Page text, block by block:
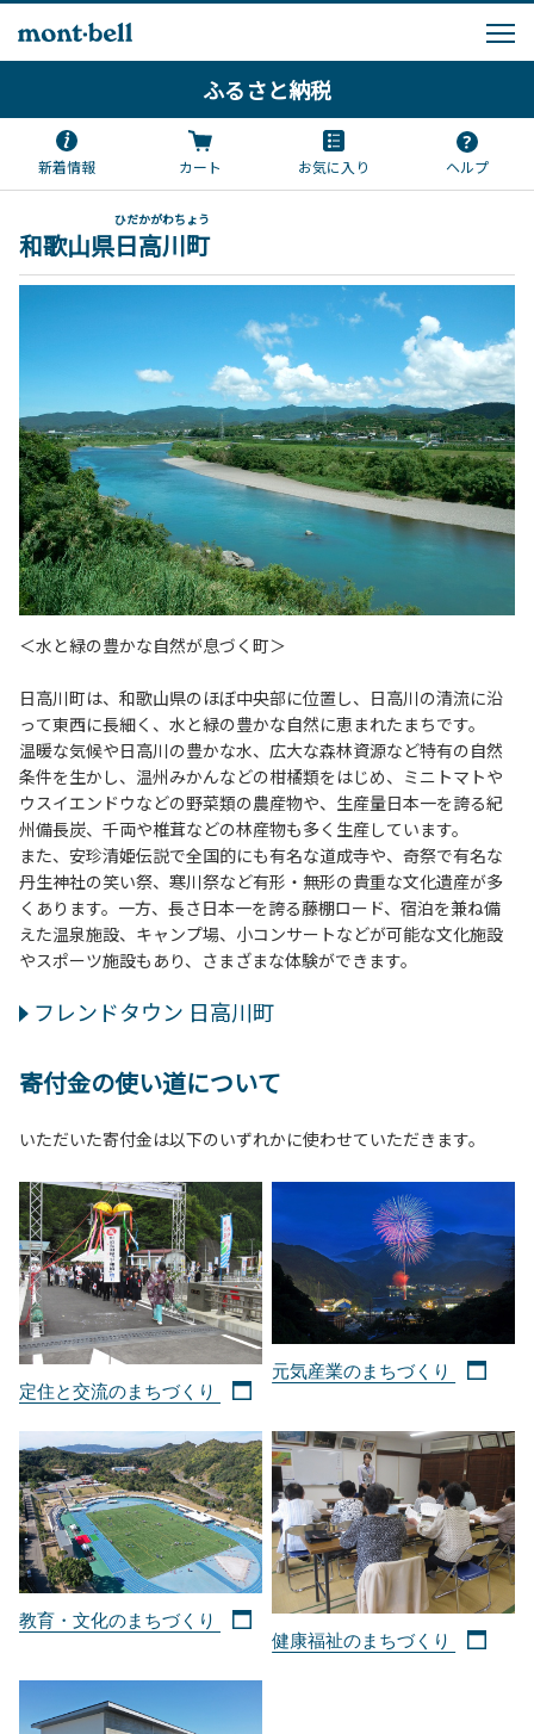
ふるさと納税
新着情報 カート お気に入り ヘルプ
和歌山県日高川町
ひだかがわちょう
＜水と緑の豊かな自然が息づく町＞
日高川町は、和歌山県のほぼ中央部に位置し、日高川の清流に沿
って東西に長細く、水と緑の豊かな自然に恵まれたまちです。
温暖な気候や日高川の豊かな水、広大な森林資源など特有の自然
条件を生かし、温州みかんなどの柑橘類をはじめ、ミニトマトや
ウスイエンドウなどの野菜類の農産物や、生産量日本一を誇る紀
州備長炭、千両や椎茸などの林産物も多く生産しています。
また、安珍清姫伝説で全国的にも有名な道成寺や、奇祭で有名な
丹生神社の笑い祭、寒川祭など有形・無形の貴重な文化遺産が多
くあります。一方、長さ日本一を誇る藤棚ロード、宿泊を兼ね備
えた温泉施設、キャンプ場、小コンサートなどが可能な文化施設
やスポーツ施設もあり、さまざまな体験ができます。
フレンドタウン 日高川町
寄付金の使い道について
いただいた寄付金は以下のいずれかに使わせていただきます。
定住と交流のまちづくり
元気産業のまちづくり
教育・文化のまちづくり
健康福祉のまちづくり